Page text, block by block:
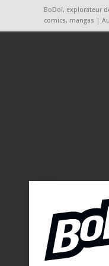
BoDoï, explorateur
comics, mangas |